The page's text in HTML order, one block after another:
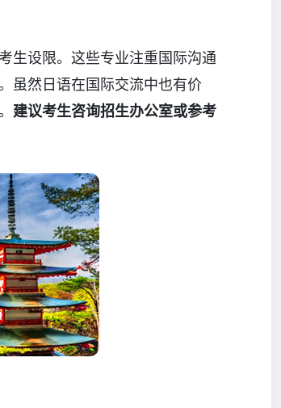
生设限。这些专业注重国际沟通
虽然日语在国际交流中也有价
建议考生咨询招生办公室或参考